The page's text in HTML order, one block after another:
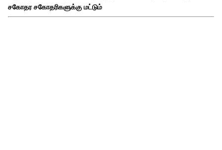
சகோதர சகோதரிகளுக்கு மட்டும்